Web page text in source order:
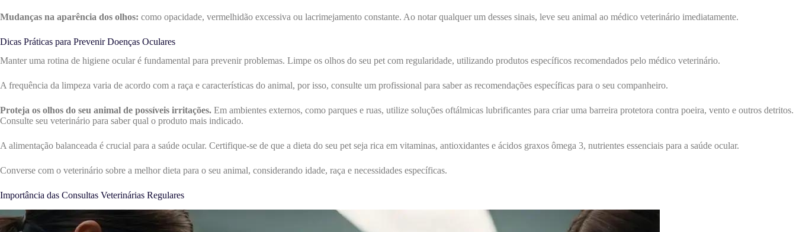
Mudanças na aparência dos olhos: como opacidade, vermelhidão excessiva ou lacrimejamento constante. Ao notar qualquer um desses sinais, leve seu animal ao médico veterinário imediatamente.
Dicas Práticas para Prevenir Doenças Oculares
Manter uma rotina de higiene ocular é fundamental para prevenir problemas. Limpe os olhos do seu pet com regularidade, utilizando produtos específicos recomendados pelo médico veterinário.
A frequência da limpeza varia de acordo com a raça e características do animal, por isso, consulte um profissional para saber as recomendações específicas para o seu companheiro.
Proteja os olhos do seu animal de possíveis irritações. Em ambientes externos, como parques e ruas, utilize soluções oftálmicas lubrificantes para criar uma barreira protetora contra poeira, vento e outros detritos.
Consulte seu veterinário para saber qual o produto mais indicado.
A alimentação balanceada é crucial para a saúde ocular. Certifique-se de que a dieta do seu pet seja rica em vitaminas, antioxidantes e ácidos graxos ômega 3, nutrientes essenciais para a saúde ocular.
Converse com o veterinário sobre a melhor dieta para o seu animal, considerando idade, raça e necessidades específicas.
Importância das Consultas Veterinárias Regulares